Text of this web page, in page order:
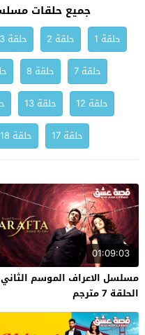
جميع حلقات
حلقة 1 حلقة 2 حلقة 3
حلقة 7
حلقة 8
حلقة 12
حلقة 13
حلقة 17
حلقة 18
01:09:03
مسلسل الاعراف الموسم الثاني
الحلقة 7 مترجم